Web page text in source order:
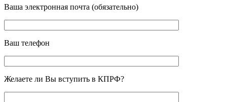
Ваша электронная почта (обязательно)
Ваш телефон
Желаете ли Вы вступить в КПРФ?